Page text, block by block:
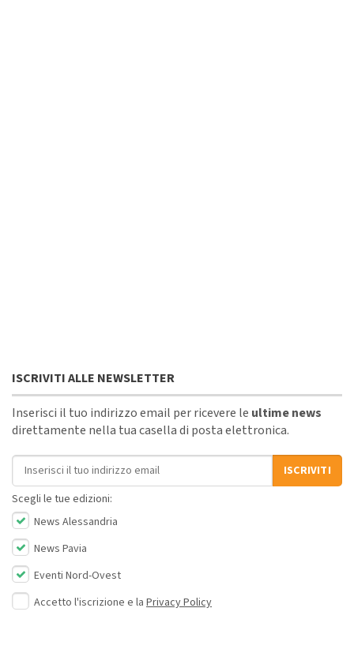
ISCRIVITI ALLE NEWSLETTER
Inserisci il tuo indirizzo email per ricevere le ultime news
direttamente nella tua casella di posta elettronica.
Indirizzo email
ISCRIVITI
Scegli le tue edizioni:
News Alessandria
News Pavia
Eventi Nord-Ovest
Accetto l'iscrizione e la Privacy Policy